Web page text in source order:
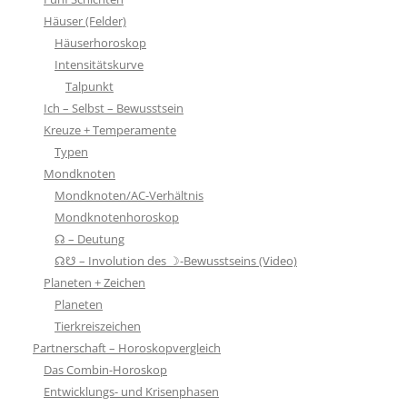
Häuser (Felder)
Häuserhoroskop
Intensitätskurve
Talpunkt
Ich – Selbst – Bewusstsein
Kreuze + Temperamente
Typen
Mondknoten
Mondknoten/AC-Verhältnis
Mondknotenhoroskop
☊ – Deutung
☊☋ – Involution des ☽-Bewusstseins (Video)
Planeten + Zeichen
Planeten
Tierkreiszeichen
Partnerschaft – Horoskopvergleich
Das Combin-Horoskop
Entwicklungs- und Krisenphasen